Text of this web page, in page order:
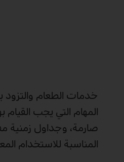
خدمات الطعام والتزود
المهام التي يجب
المناسبة للاستخدام